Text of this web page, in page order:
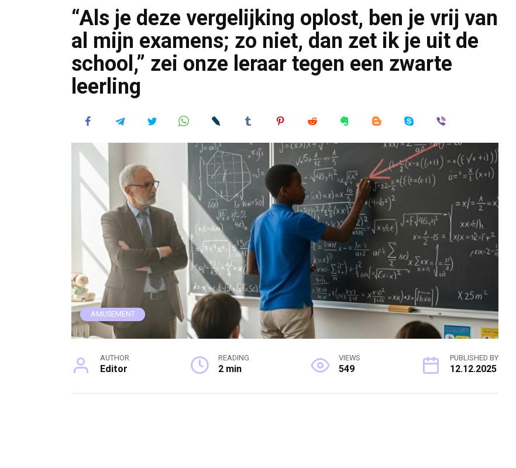
“Als je deze vergelijking oplost, ben je vrij van
al mijn examens; zo niet, dan zet ik je uit de
school,” zei onze leraar tegen een zwarte
leerling
AMUSEMENT
AUTHOR
Editor
READING
2 min
VIEWS
549
PUBLISHED BY
12.12.2025